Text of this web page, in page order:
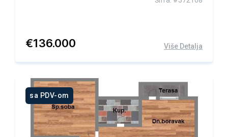
€136.000 Više Detalja
sa PDV-om